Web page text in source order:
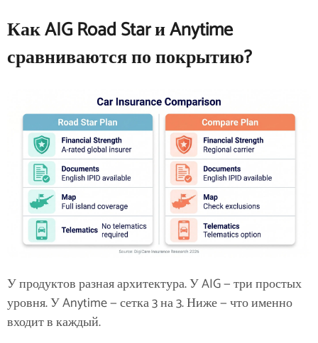
Как AIG Road Star и Anytime
сравниваются по покрытию?
У продуктов разная архитектура. У AIG — три простых
уровня. У Anytime — сетка 3 на 3. Ниже — что именно
входит в каждый.